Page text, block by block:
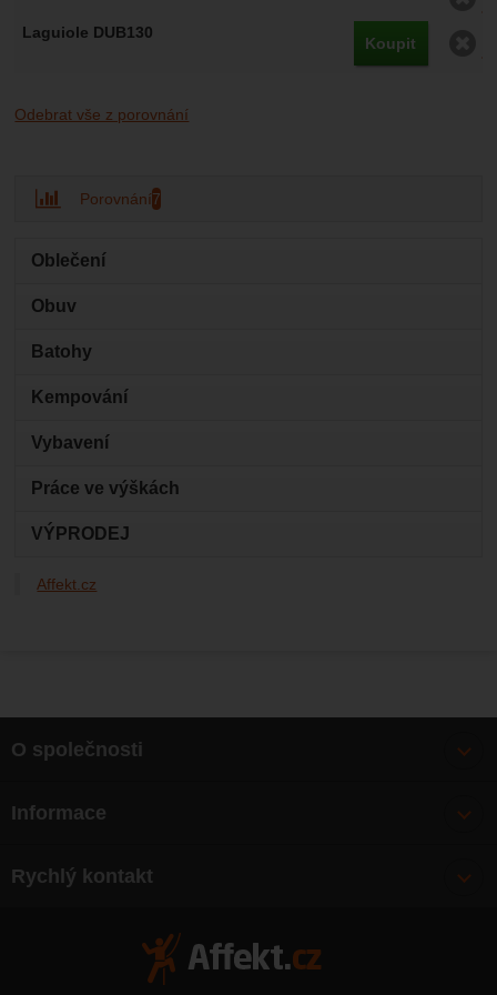
Koupit
Odebrat vše z porovnání
Porovnání7
Oblečení
Obuv
Batohy
Kempování
Vybavení
Práce ve výškách
VÝPRODEJ
Affekt.cz
O společnosti
O nás
Mapa webu
Rychlý kontakt
Informace
Výměna, vrácení zboží
Zásady ochrany osobních údajů